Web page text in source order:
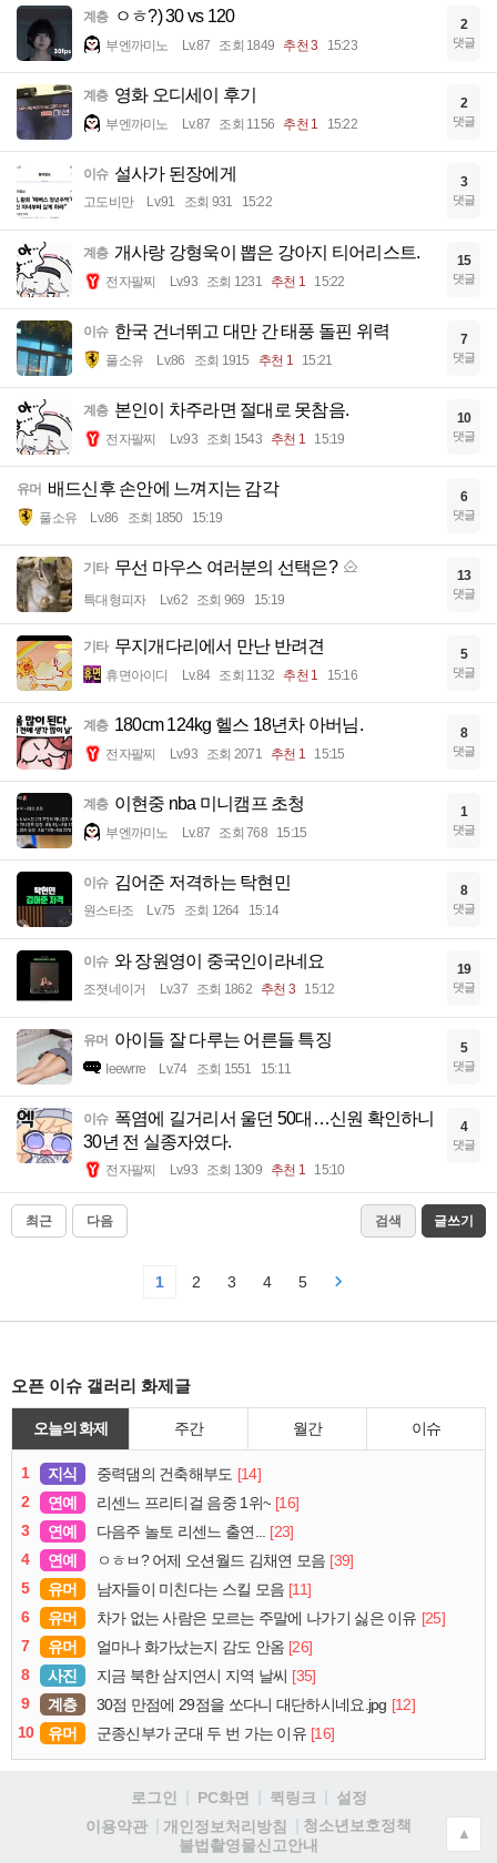
계층 ㅇㅎ?) 30 vs 120
부엔까미노 Lv.87 조회 1849 추천 3 15:23
2
댓글
계층 영화 오디세이 후기
부엔까미노 Lv.87 조회 1156 추천 1 15:22
2
댓글
이슈 설사가 된장에게
고도비만 Lv.91 조회 931 15:22
3
댓글
계층 개사랑 강형욱이 뽑은 강아지 티어리스트.
전자팔찌 Lv.93 조회 1231 추천 1 15:22
15
댓글
이슈 한국 건너뛰고 대만 간 태풍 돌핀 위력
풀소유 Lv.86 조회 1915 추천 1 15:21
7
댓글
계층 본인이 차주라면 절대로 못참음.
전자팔찌 Lv.93 조회 1543 추천 1 15:19
10
댓글
유머 배드신후 손안에 느껴지는 감각
풀소유 Lv.86 조회 1850 15:19
6
댓글
기타 무선 마우스 여러분의 선택은?
특대형피자 Lv.62 조회 969 15:19
13
댓글
기타 무지개다리에서 만난 반려견
휴면아이디 Lv.84 조회 1132 추천 1 15:16
5
댓글
계층 180cm 124kg 헬스 18년차 아버님.
전자팔찌 Lv.93 조회 2071 추천 1 15:15
8
댓글
계층 이현중 nba 미니캠프 초청
부엔까미노 Lv.87 조회 768 15:15
1
댓글
이슈 김어준 저격하는 탁현민
원스타조 Lv.75 조회 1264 15:14
8
댓글
이슈 와 장원영이 중국인이라네요
조졋네이거 Lv.37 조회 1862 추천 3 15:12
19
댓글
유머 아이들 잘 다루는 어른들 특징
Ieewrre Lv.74 조회 1551 15:11
5
댓글
이슈 폭염에 길거리서 울던 50대…신원 확인하니
30년 전 실종자였다.
전자팔찌 Lv.93 조회 1309 추천 1 15:10
4
댓글
최근 다음 검색 글쓰기
1 2 3 4 5
오픈 이슈 갤러리 화제글
오늘의 화제 주간 월간 이슈
1 지식 중력댐의 건축해부도 [14]
2
연예 리센느 프리티걸 음중 1위~ [16]
3
연예 다음주 놀토 리센느 출연...
[23]
4
연예 ㅇㅎㅂ? 어제 오션월드 김채연 모음 [39]
5
유머 남자들이 미친다는 스킬 모음 [11]
6
유머 차가 없는 사람은 모르는 주말에 나가기 싫은 이유 [25]
7
유머 얼마나 화가났는지 감도 안옴 [26]
8
사진 지금 북한 삼지연시 지역 날씨 [35]
9
계층 30점 만점에 29점을 쏘다니 대단하시네요.jpg [12]
10
유머 군종신부가 군대 두 번 가는 이유 [16]
로그인 PC화면 퀵링크
설정
이용약관
개인정보처리방침
청소년보호정책
불법촬영물신고안내
▲